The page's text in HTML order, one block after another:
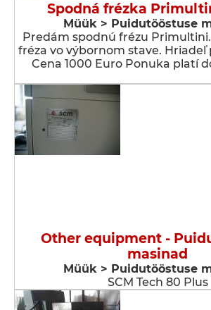
Spodná frézka
Müük > Puidutööstuse
Predám spodnú frézu
fréza vo výbornom stave. Hriadeľ
Cena 1000 Euro Ponuka platí
Other equipment -
masinad
Müük > Puidutööstuse
SCM Tech 80 Plus